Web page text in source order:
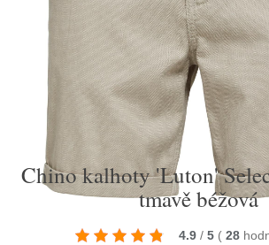
Chino kalhoty 'Luton'
tmavě béžová
4.9 / 5 ( 28